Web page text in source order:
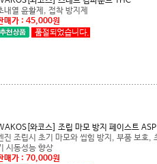
내열 윤활제, 접착 방지제
매가 : 45,000원
와코스] 조립 마모 방지 페이스트 ASP
시동성능 향상
매가 : 70,000원